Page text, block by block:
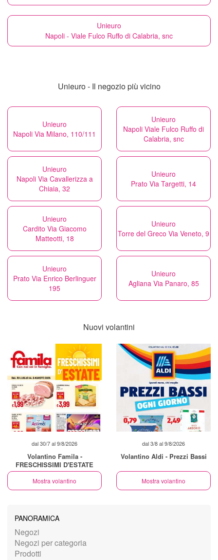
Unieuro
Napoli - Viale Fulco Ruffo di Calabria, snc
Unieuro - Il negozio più vicino
Unieuro
Napoli Via Milano, 110/111
Unieuro
Napoli Viale Fulco Ruffo di
Calabria, snc
Unieuro
Napoli Via Cavallerizza a
Chiaia, 32
Unieuro
Prato Via Targetti, 14
Unieuro
Cardito Via Giacomo
Matteotti, 18
Unieuro
Torre del Greco Via Veneto, 9
Unieuro
Prato Via Enrico Berlinguer
195
Unieuro
Agliana Via Panaro, 85
Nuovi volantini
dal 30/7 al 9/8/2026
Volantino Famila -
FRESCHISSIMI D'ESTATE
Mostra volantino
dal 3/8 al 9/8/2026
Volantino Aldi - Prezzi Bassi
Mostra volantino
PANORAMICA
Negozi
Negozi per categoria
Prodotti